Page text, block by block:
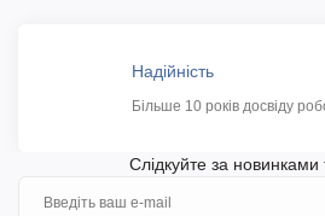
Надійність
Більше 10 років досвіду
Слідкуйте за новинками